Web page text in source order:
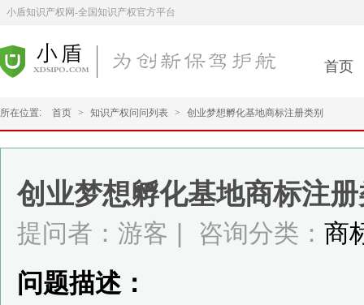
小盾知识产权网-全国知识产权官方平台
首页
所在位置: 首页 > 知识产权问问列表 > 创业梦想孵化基地商标注册类别
创业梦想孵化基地商标注
提问者：游客 咨询分类： 商
问题描述：